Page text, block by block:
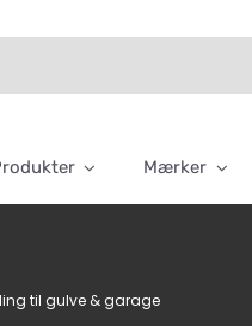
Mærker
til gulve & garage